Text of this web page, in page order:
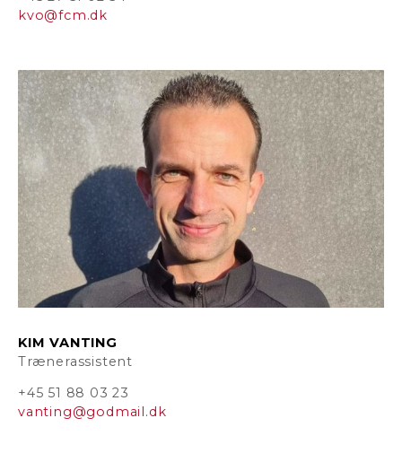
kvo@fcm.dk
KIM VANTING
Trænerassistent
+45 51 88 03 23
vanting@godmail.dk